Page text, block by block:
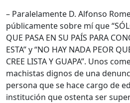
– Paralelamente D. Alfonso
públicamente sobre mí que
QUE PASA EN SU PAÍS PARA
ESTA” y “NO HAY NADA PEOR
CREE LISTA Y GUAPA”. Unos
machistas dignos de una
persona que se hace cargo de
institución que ostenta ser